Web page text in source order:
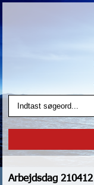
Arbejdsdag 210412